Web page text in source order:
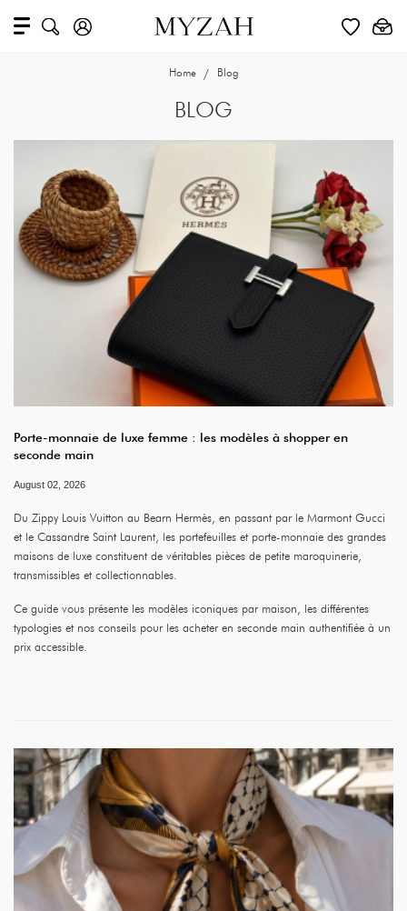
Home Blog
BLOG
Porte-monnaie de luxe femme : les modèles à shopper en
seconde main
August 02, 2026
Du Zippy Louis Vuitton au Bearn Hermès, en passant par le Marmont Gucci
et le Cassandre Saint Laurent, les portefeuilles et porte-monnaie des grandes
maisons de luxe constituent de véritables pièces de petite maroquinerie,
transmissibles et collectionnables.
Ce guide vous présente les modèles iconiques par maison, les différentes
typologies et nos conseils pour les acheter en seconde main authentifiée à un
prix accessible.